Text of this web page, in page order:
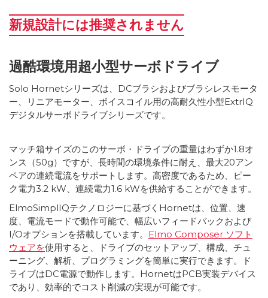
新規設計には推奨されません
過酷環境用超小型サーボドライブ
Solo Hornetシリーズは、DCブラシおよびブラシレスモータ
ー、リニアモーター、ボイスコイル用の高耐久性小型ExtrIQ
デジタルサーボドライブシリーズです。
マッチ箱サイズのこのサーボ・ドライブの重量はわずか1.8オ
ンス（50g）ですが、長時間の環境条件に耐え、最大20アン
ペアの連続電流をサポートします。高密度であるため、ピー
ク電力3.2 kW、連続電力1.6 kWを供給することができます。
ElmoSimplIQテクノロジーに基づくHornetは、位置、速
度、電流モードで動作可能で、幅広いフィードバックおよび
I/Oオプションを搭載しています。 Elmo Composer ソフト
ウェアを使用すると、ドライブのセットアップ、構成、チュ
ーニング、解析、プログラミングを簡単に実行できます。ド
ライブはDC電源で動作します。HornetはPCB実装デバイス
であり、効率的でコスト削減の実現が可能です。